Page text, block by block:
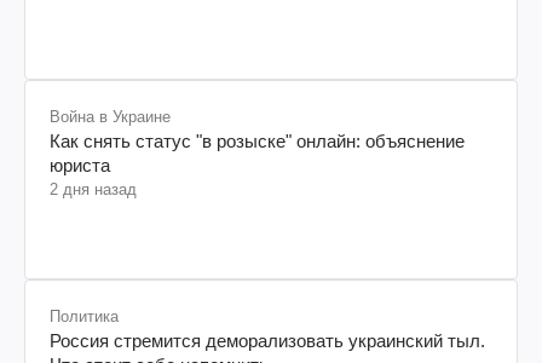
Война в Украине
Как снять статус "в розыске" онлайн: объяснение
юриста
2 дня назад
Политика
Россия стремится деморализовать украинский тыл.